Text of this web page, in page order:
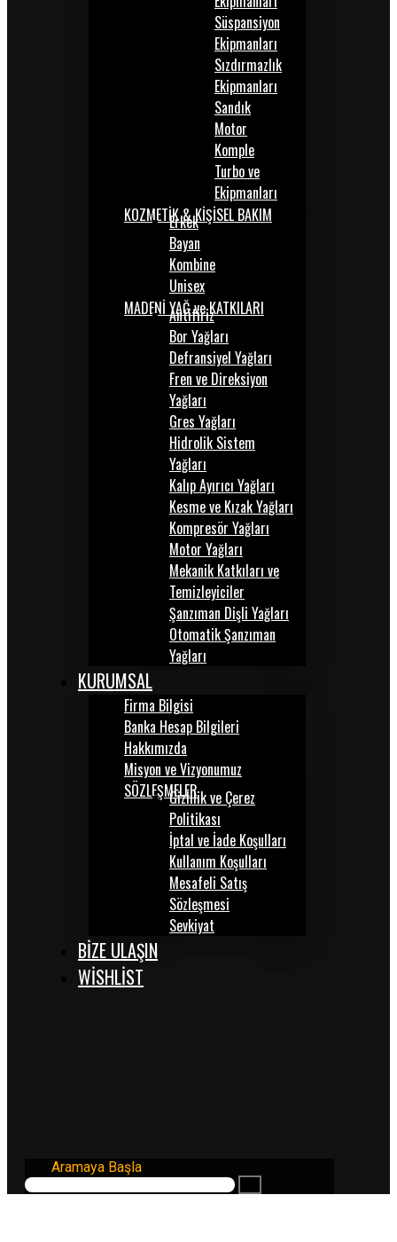
Süspansiyon
Ekipmanları
Sızdırmazlık
Ekipmanları
Sandık
Motor
Komple
Turbo ve
Ekipmanları
KOZMETİK & KİŞİSEL BAKIM
Erkek
Bayan
Kombine
Unisex
MADENİ YAĞ ve KATKILARI
Antifiriz
Bor Yağları
Defransiyel Yağları
Fren ve Direksiyon
Yağları
Gres Yağları
Hidrolik Sistem
Yağları
Kalıp Ayırıcı Yağları
Kesme ve Kızak Yağları
Kompresör Yağları
Motor Yağları
Mekanik Katkıları ve
Temizleyiciler
Şanzıman Dişli Yağları
Otomatik Şanzıman
Yağları
KURUMSAL
Firma Bilgisi
Banka Hesap Bilgileri
Hakkımızda
Misyon ve Vizyonumuz
SÖZLEŞMELERGizlilik ve Çerez
Politikası
İptal ve İade Koşulları
Kullanım Koşulları
Mesafeli Satış
Sözleşmesi
Sevkiyat
BİZE ULAŞIN
WISHLIST
Aramaya Başla